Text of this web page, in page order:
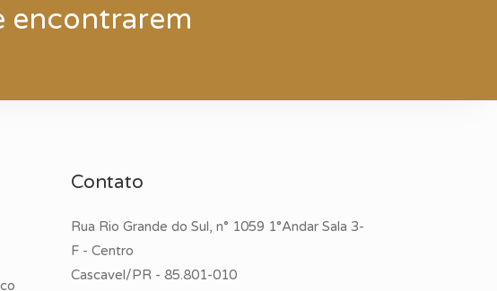
encontrarem
Contato
Rua Rio Grande do Sul, n° 1059 1°Andar Sala 3-
F - Centro
Cascavel/PR - 85.801-010